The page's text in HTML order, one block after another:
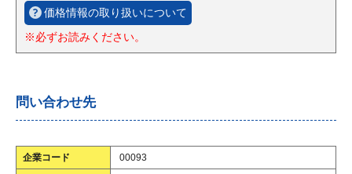
価格情報の取り扱いについて
※必ずお読みください。
問い合わせ先
企業コード 00093